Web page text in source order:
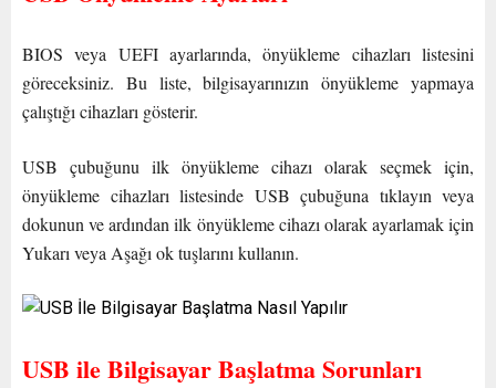
BIOS veya UEFI ayarlarında, önyükleme cihazları listesini
göreceksiniz. Bu liste, bilgisayarınızın önyükleme yapmaya
çalıştığı cihazları gösterir.
USB çubuğunu ilk önyükleme cihazı olarak seçmek için,
önyükleme cihazları listesinde USB çubuğuna tıklayın veya
dokunun ve ardından ilk önyükleme cihazı olarak ayarlamak için
Yukarı veya Aşağı ok tuşlarını kullanın.
USB ile Bilgisayar Başlatma Sorunları